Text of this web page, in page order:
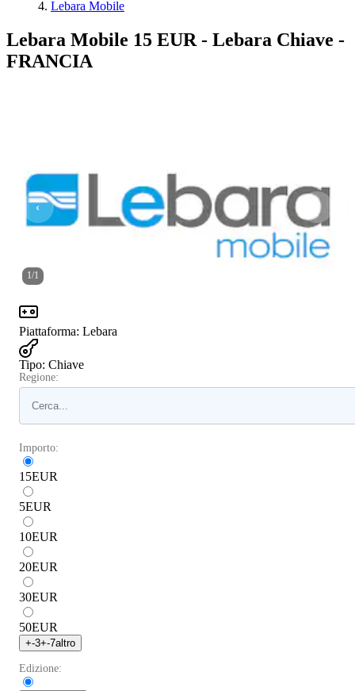
Lebara Mobile
Lebara Mobile 15 EUR - Lebara Chiave -
FRANCIA
1/1
Piattaforma: Lebara
Tipo: Chiave
Regione:
Importo:
15EUR
5EUR
10EUR
20EUR
30EUR
50EUR
+-3+-7altro
Edizione: